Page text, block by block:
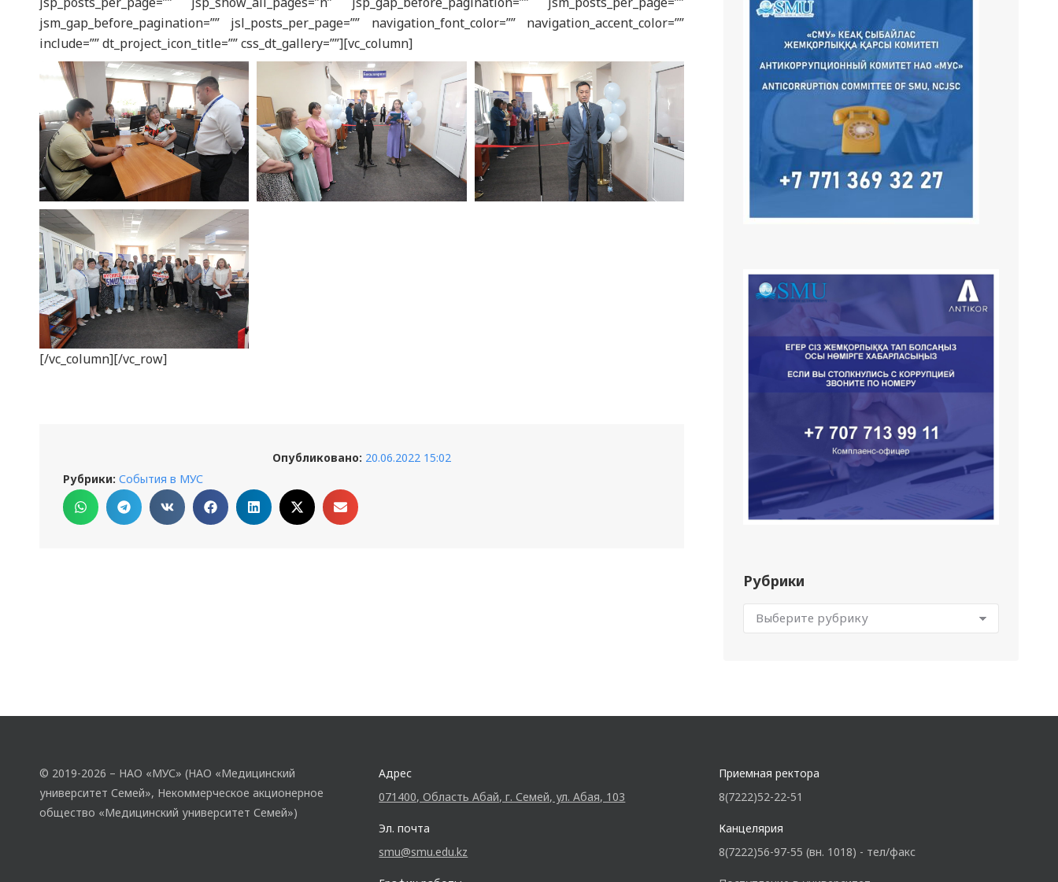
jsm_gap_before_pagination=”” jsl_posts_per_page=”” navigation_font_color=”” navigation_accent_color=””
include=”” dt_project_icon_title=”” css_dt_gallery=””][vc_column]
[/vc_column][/vc_row]
Опубликовано: 20.06.2022 15:02
Рубрики: События в МУС
Рубрики
© 2019-2026 – НАО «МУС» (НАО «Медицинский
университет Семей», Некоммерческое акционерное
общество «Медицинский университет Семей»)
Адрес
071400, Область Абай, г. Семей, ул. Абая, 103
Эл. почта
smu@smu.edu.kz
Приемная ректора
8(7222)52-22-51
Канцелярия
8(7222)56-97-55 (вн. 1018) - тел/факс